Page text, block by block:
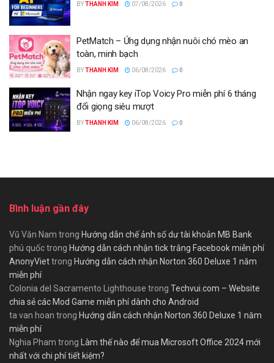
BYTHANH KIM 07/08/2026 0
PetMatch – Ứng dụng nhận nuôi chó mèo an
toàn, minh bạch
BYTHANH KIM 06/08/2026 0
Nhận ngay key iTop Voicy Pro miễn phí 6 tháng
đổi giọng siêu mượt
BYTHANH KIM 06/08/2026 0
Bình luận gần đây
Vũ Văn Nam trong Hướng dẫn chế ảnh số dư tài khoản MB Bank
phú quốctrong Hướng dẫn cách nhận tick trắng Facebook miễn phí
AnonyViettrong Hướng dẫn cách nhận Norton 360 Deluxe 1 năm
miễn phí
Colonia del Sacramento Lighthouse trong Techvui.com – Website
chia sẻ các Mod Game miễn phí dành cho Android
ta van hoan trong Hướng dẫn cách nhận Norton 360 Deluxe 1 năm
miễn phí
Nghia Pham trong Làm thế nào để mua Microsoft Office 2024 mới
nhất với chi phí tiết kiệm?